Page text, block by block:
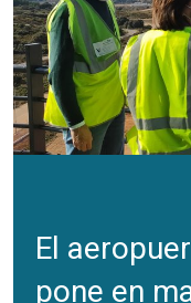
El
pone en